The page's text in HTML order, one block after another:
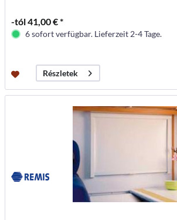
-tól 41,00 € *
6 sofort verfügbar. Lieferzeit 2-4 Tage.
Részletek